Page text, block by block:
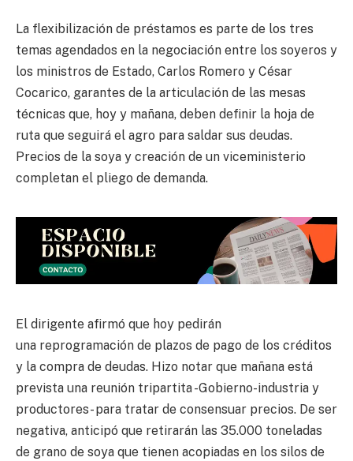
La flexibilización de préstamos es parte de los tres
temas agendados en la negociación entre los soyeros y
los ministros de Estado, Carlos Romero y César
Cocarico, garantes de la articulación de las mesas
técnicas que, hoy y mañana, deben definir la hoja de
ruta que seguirá el agro para saldar sus deudas.
Precios de la soya y creación de un viceministerio
completan el pliego de demanda.
El dirigente afirmó que hoy pedirán
una reprogramación de plazos de pago de los créditos
y la compra de deudas. Hizo notar que mañana está
prevista una reunión tripartita -Gobierno-industria y
productores- para tratar de consensuar precios. De ser
negativa, anticipó que retirarán las 35.000 toneladas
de grano de soya que tienen acopiadas en los silos de